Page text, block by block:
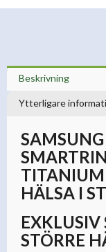
Beskrivning
Ytterligare
TITANIUM
HÄLSA I
EXKLUSIV
STÖRRE